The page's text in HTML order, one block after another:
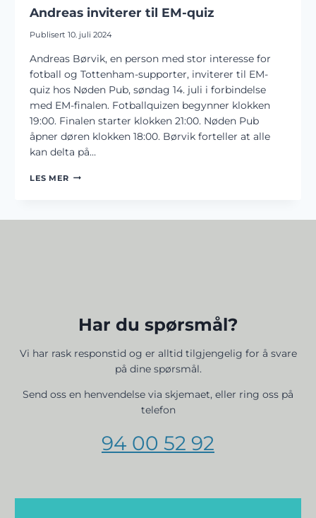
Andreas inviterer til EM-quiz
Publisert 10. juli 2024
Andreas Børvik, en person med stor interesse for
fotball og Tottenham-supporter, inviterer til EM-
quiz hos Nøden Pub, søndag 14. juli i forbindelse
med EM-finalen. Fotballquizen begynner klokken
19:00. Finalen starter klokken 21:00. Nøden Pub
åpner døren klokken 18:00. Børvik forteller at alle
kan delta på…
LES MERANDREAS
QUIZ
Har du spørsmål?
​Vi har rask responstid og er alltid ​tilgjengelig for å svare
på dine spørsmål.
Send oss en henvendelse via skjemaet, eller ring oss på
telefon
94 00 52 92